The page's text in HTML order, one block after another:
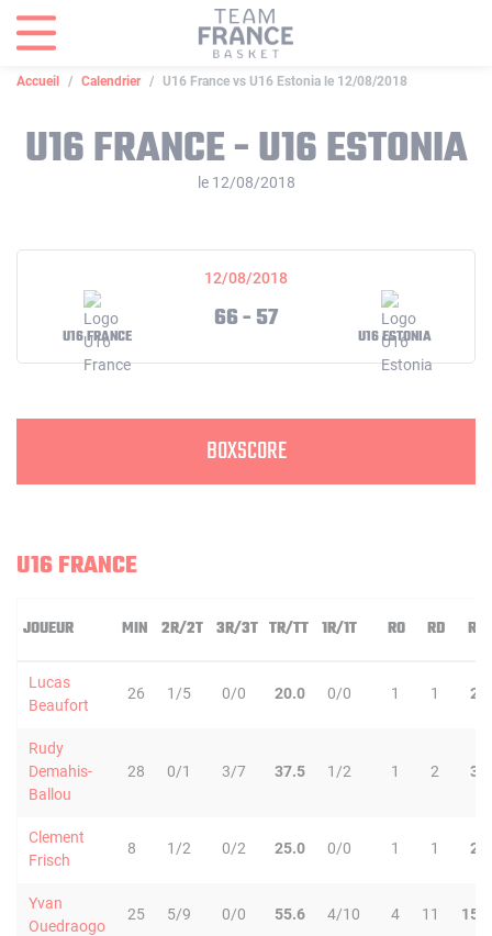
Accueil Calendrier U16 France vs U16 Estonia le 12/08/2018
U16 FRANCE - U16 ESTONIA
le 12/08/2018
12/08/2018
U16 FRANCE
66 - 57
U16 ESTONIA
BOXSCORE
U16 FRANCE
JOUEUR MIN 2R/2T 3R/3T TR/TT 1R/1T RO RD RT
Lucas
Beaufort
26 1/5 0/0 20.0 0/0 1 1 2
Rudy
Demahis-
Ballou
28 0/1 3/7 37.5 1/2 1 2 3
Clement
Frisch
8 1/2 0/2 25.0 0/0 1 1 2
Yvan
Ouedraogo
25 5/9 0/0 55.6 4/10 4 11 15
Panneau de gestion des cookies